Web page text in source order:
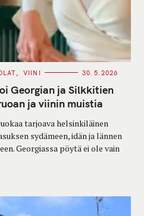
VIINI 30.5.2026
Georgian ja Silkkitien
ja viinin muistia
tarjoava helsinkiläinen
sydämeen, idän ja lännen
Georgiassa pöytä ei ole vain